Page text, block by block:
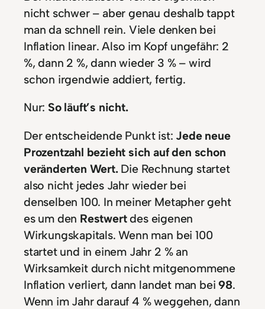
nicht schwer – aber genau deshalb tappt
man da schnell rein. Viele denken bei
Inflation linear. Also im Kopf ungefähr: 2
%, dann 2 %, dann wieder 3 % – wird
schon irgendwie addiert, fertig.
Nur: So läuft’s nicht.
Der entscheidende Punkt ist: Jede neue
Prozentzahl bezieht sich auf den schon
veränderten Wert.Die Rechnung startet
also nicht jedes Jahr wieder bei
denselben 100. In meiner Metapher geht
es um den Restwertdes eigenen
Wirkungskapitals. Wenn man bei 100
startet und in einem Jahr 2 % an
Wirksamkeit durch nicht mitgenommene
Inflation verliert, dann landet man bei98.
Wenn im Jahr darauf 4 % weggehen, dann